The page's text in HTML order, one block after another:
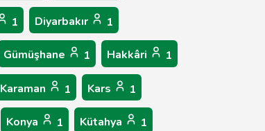
1 Diyarbakır 1
Gümüşhane 1 Hakkâri 1
Karaman 1 Kars 1
Konya 1 Kütahya 1